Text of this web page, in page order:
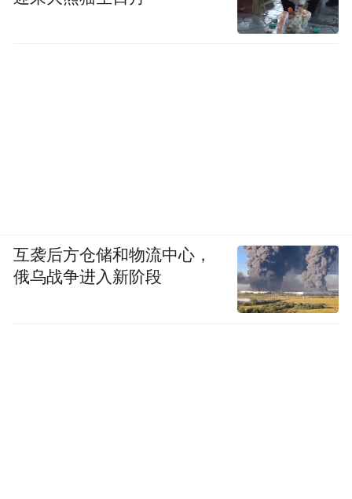
互袭后方仓储和物流中心，
俄乌战争进入新阶段